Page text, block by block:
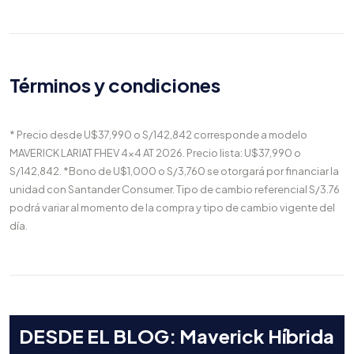
Términos y condiciones
* Precio desde U$37,990 o S/142,842 corresponde a modelo
MAVERICK LARIAT FHEV 4x4 AT 2026. Precio lista: U$37,990 o
S/142,842. *Bono de U$1,000 o S/3,760 se otorgará por financiar la
unidad con Santander Consumer. Tipo de cambio referencial S/3.76
podrá variar al momento de la compra y tipo de cambio vigente del
día.
DESDE EL BLOG: Maverick Híbrida